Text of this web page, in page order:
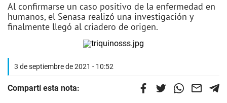
Al confirmarse un caso positivo de la enfermedad en
humanos, el Senasa realizó una investigación y
finalmente llegó al criadero de origen.
3 de septiembre de 2021 - 10:52
Compartí esta nota: